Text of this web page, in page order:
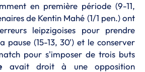
en première période (9-11,
de Kentin Mahé (1/1 pen.) ont
leipzigoises pour prendre
pause (15-13, 30') et le conserver
pour s'imposer de trois buts
avait droit à une opposition